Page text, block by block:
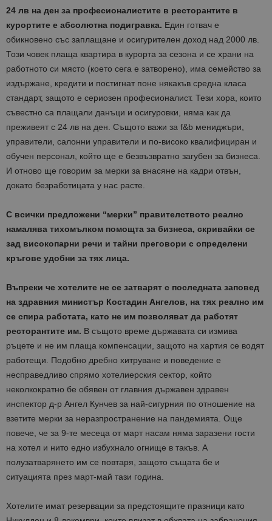
24 лв на ден за професионалистите в ресторантите в
курортите е абсолютна подигравка. Един готвач е
обикновено със заплащане и осигурителен доход над 2000 лв.
Този човек плаща квартира в курорта за сезона и се храни на
работното си място (което сега е затворено), има семейство за
издържане, кредити и постигнат поне някакъв средна класа
стандарт, защото е сериозен професионалист. Тези хора, които
съвестно са плащали данъци и осигуровки, няма как да
преживеят с 24 лв на ден. Същото важи за f&b мениджъри,
управители, салонни управители и по-високо квалифициран и
обучен персонал, който ще е безвъзвратно загубен за бизнеса.
И отново ще говорим за мерки за внасяне на кадри отвън,
докато безработицата у нас расте.
С всички предложени “мерки” правителството реално
намалява тихомълком помощта за бизнеса, скривайки се
зад високопарни речи и тайни преговори с определени
кръгове удобни за тях лица.
Въпреки че хотелите не се затварят с последната заповед
на здравния министър Костадин Ангелов, на тях реално им
се спира работата, като не им позволяват да работят
ресторантите им. В същото време държавата си измива
ръцете и не им плаща компенсации, защото на хартия се водят
работещи. Подобно дребно хитруване и поведение е
несправедливо спрямо хотелиерския сектор, който
неколкократно бе обявен от главния държавен здравен
инспектор д-р Ангел Кунчев за най-сигурния по отношение на
взетите мерки за неразпространение на пандемията. Още
повече, че за 9-те месеца от март насам няма заразени гости
на хотел и нито едно избухнало огнище в такъв. А
полузатварянето им се повтаря, защото същата бе и
ситуацията през март-май тази година.
Хотелите имат резервации за предстоящите празници като